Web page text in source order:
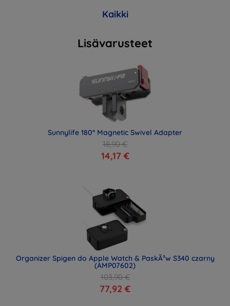
Kaikki
Lisävarusteet
Sunnylife 180° Magnetic Swivel Adapter
18,90 €
14,17 €
Organizer Spigen do Apple Watch & PaskÃ³w S340 czarny
(AMP07602)
103,90 €
77,92 €